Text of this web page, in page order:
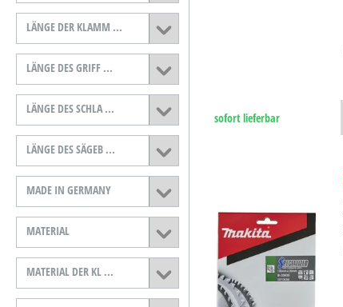
LÄNGE DER KLAMM ...
LÄNGE DES GRIFF ...
LÄNGE DES SCHLA ...
LÄNGE DES SÄGEB ...
MADE IN GERMANY
MATERIAL
MATERIAL DER KL ...
sofort lieferbar